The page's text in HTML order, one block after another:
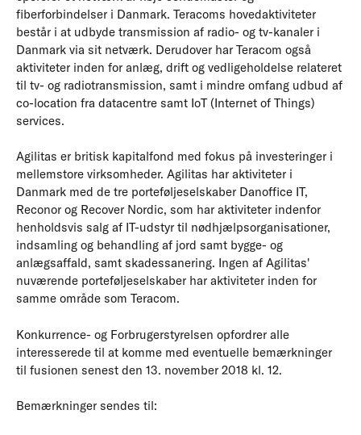
fiberforbindelser i Danmark. Teracoms hovedaktiviteter
består i at udbyde transmission af radio- og tv-kanaler i
Danmark via sit netværk. Derudover har Teracom også
aktiviteter inden for anlæg, drift og vedligeholdelse relateret
til tv- og radiotransmission, samt i mindre omfang udbud af
co-location fra datacentre samt IoT (Internet of Things)
services.
Agilitas er britisk kapitalfond med fokus på investeringer i
mellemstore virksomheder. Agilitas har aktiviteter i
Danmark med de tre porteføljeselskaber Danoffice IT,
Reconor og Recover Nordic, som har aktiviteter indenfor
henholdsvis salg af IT-udstyr til nødhjælpsorganisationer,
indsamling og behandling af jord samt bygge- og
anlægsaffald, samt skadessanering. Ingen af Agilitas'
nuværende porteføljeselskaber har aktiviteter inden for
samme område som Teracom.
Konkurrence- og Forbrugerstyrelsen opfordrer alle
interesserede til at komme med eventuelle bemærkninger
til fusionen senest den 13. november 2018 kl. 12.
Bemærkninger sendes til: